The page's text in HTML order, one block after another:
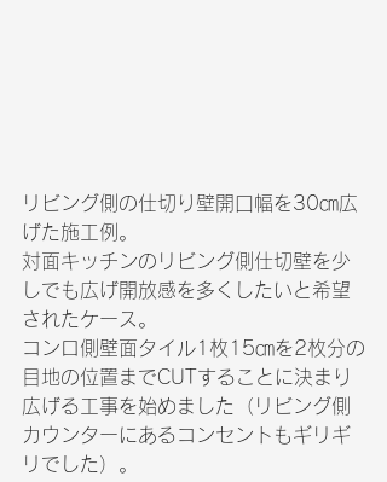
リビング側の仕切り壁開口幅を30㎝広
げた施工例。
対面キッチンのリビング側仕切壁を少
しでも広げ開放感を多くしたいと希望
されたケース。
コンロ側壁面タイル1枚15㎝を2枚分の
目地の位置までCUTすることに決まり
広げる工事を始めました（リビング側
カウンターにあるコンセントもギリギ
リでした）。